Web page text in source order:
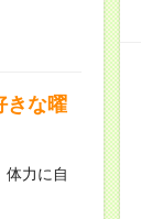
きな曜
体力に自